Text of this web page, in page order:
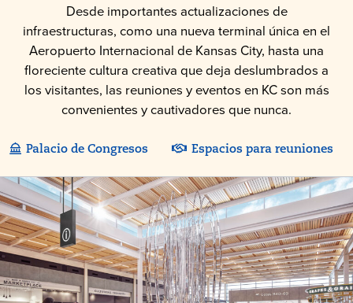
Desde importantes actualizaciones de
infraestructuras, como una nueva terminal única en el
Aeropuerto Internacional de Kansas City, hasta una
floreciente cultura creativa que deja deslumbrados a
los visitantes, las reuniones y eventos en KC son más
convenientes y cautivadores que nunca.
Palacio de Congresos Espacios para reuniones